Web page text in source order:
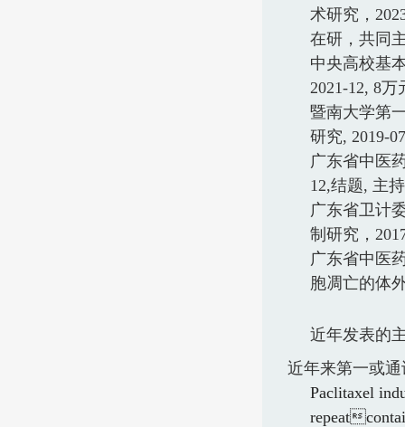
术研究，
在研，共同
中央高校基
2021-12, 8万
暨南大学第
研究, 2019-
广东省中医
12,结题, 主持
广东省卫计
制研究，
广东省中医
胞凋亡的体
近年发表的
近年来第一或
Paclitaxel
repeat